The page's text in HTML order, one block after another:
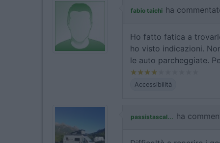
fabio taichi ha
Ho fatto fatica a
ho visto indicazioni.
le auto parcheggiate.
Accessibilità
passistascal... ha